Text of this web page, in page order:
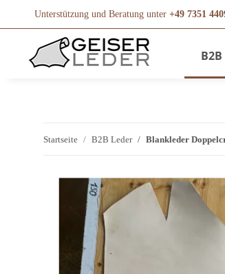
Unterstützung und Beratung unter +49 7351
B2B
Startseite B2B Leder Blankleder